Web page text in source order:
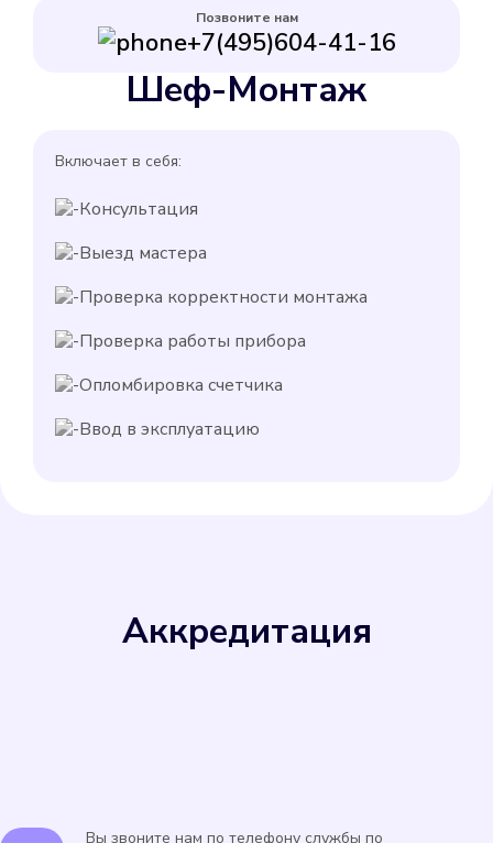
Шеф-Монтаж
Включает в себя:
Консультация
Выезд мастера
Проверка корректности монтажа
Проверка работы прибора
Опломбировка счетчика
Ввод в эксплуатацию
Позвоните нам
+7(495)604-41-16
Аккредитация
Вы звоните нам по телефону службы по